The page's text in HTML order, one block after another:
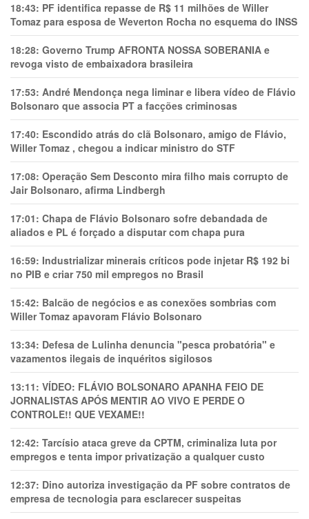
18:43: PF identifica repasse de R$ 11 milhões de Willer
Tomaz para esposa de Weverton Rocha no esquema do INSS
18:28: Governo Trump AFRONTA NOSSA SOBERANIA e
revoga visto de embaixadora brasileira
17:53: André Mendonça nega liminar e libera vídeo de Flávio
Bolsonaro que associa PT a facções criminosas
17:40: Escondido atrás do clã Bolsonaro, amigo de Flávio,
Willer Tomaz , chegou a indicar ministro do STF
17:08: Operação Sem Desconto mira filho mais corrupto de
Jair Bolsonaro, afirma Lindbergh
17:01: Chapa de Flávio Bolsonaro sofre debandada de
aliados e PL é forçado a disputar com chapa pura
16:59: Industrializar minerais críticos pode injetar R$ 192 bi
no PIB e criar 750 mil empregos no Brasil
15:42: Balcão de negócios e as conexões sombrias com
Willer Tomaz apavoram Flávio Bolsonaro
13:34: Defesa de Lulinha denuncia "pesca probatória" e
vazamentos ilegais de inquéritos sigilosos
13:11: VÍDEO: FLÁVIO BOLSONARO APANHA FEIO DE
JORNALISTAS APÓS MENTIR AO VIVO E PERDE O
CONTROLE!! QUE VEXAME!!
12:42: Tarcísio ataca greve da CPTM, criminaliza luta por
empregos e tenta impor privatização a qualquer custo
12:37: Dino autoriza investigação da PF sobre contratos de
empresa de tecnologia para esclarecer suspeitas